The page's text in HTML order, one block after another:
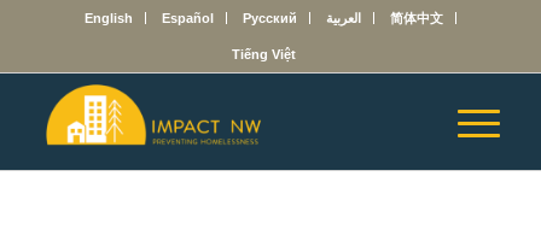
English Español Русский العربية 简体中文
Tiếng Việt